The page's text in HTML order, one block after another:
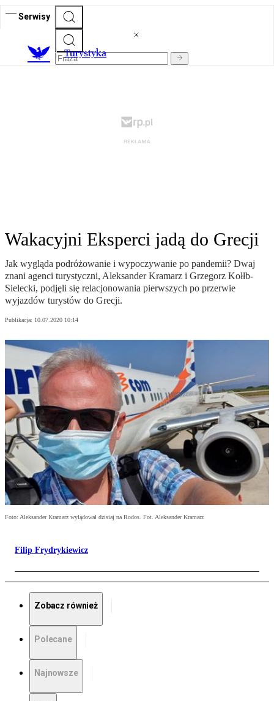
Serwisy
Turystyka
Wakacyjni Eksperci jadą do Grecji
Jak wygląda podróżowanie i wypoczywanie po pandemii? Dwaj
znani agenci turystyczni, Aleksander Kramarz i Grzegorz Kołłb-
Sielecki, podjęli się relacjonowania pierwszych po przerwie
wyjazdów turystów do Grecji.
Publikacja: 10.07.2020 10:14
Foto: Aleksander Kramarz wylądował dzisiaj na Rodos. Fot. Aleksander Kramarz
Filip Frydrykiewicz
Zobacz również
Polecane
Najnowsze